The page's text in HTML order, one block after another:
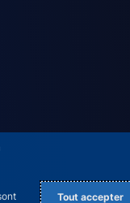
Tout accepter